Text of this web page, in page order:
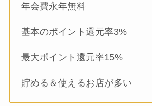
年会費永年無料
基本のポイント還元率3%
最大ポイント還元率15%
貯める＆使えるお店が多い